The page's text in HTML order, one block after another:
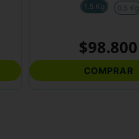
1.5 Kg 0.5 Kg
$98.800
COMPRAR